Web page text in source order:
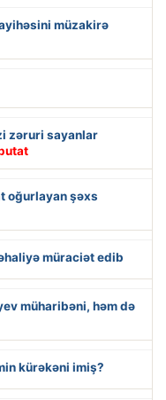
müzakirə
zəruri sayanlar
oğurlayan şəxs
müraciət edib
müharibəni, həm də
kürəkəni imiş?